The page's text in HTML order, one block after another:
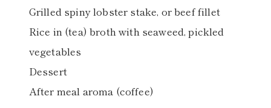
Grilled spiny lobster stake, or beef fillet
Rice in (tea) broth with seaweed, pickled
vegetables
Dessert
After meal aroma (coffee)